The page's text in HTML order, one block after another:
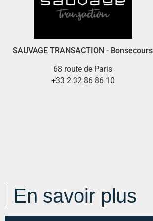
SAUVAGE TRANSACTION - Bonsecours
68 route de Paris
+33 2 32 86 86 10
En savoir plus